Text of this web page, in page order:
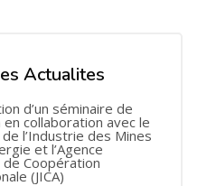
Actualites
d’un séminaire de
collaboration avec le
l’Industrie des Mines
et l’Agence
de Coopération
(JICA)